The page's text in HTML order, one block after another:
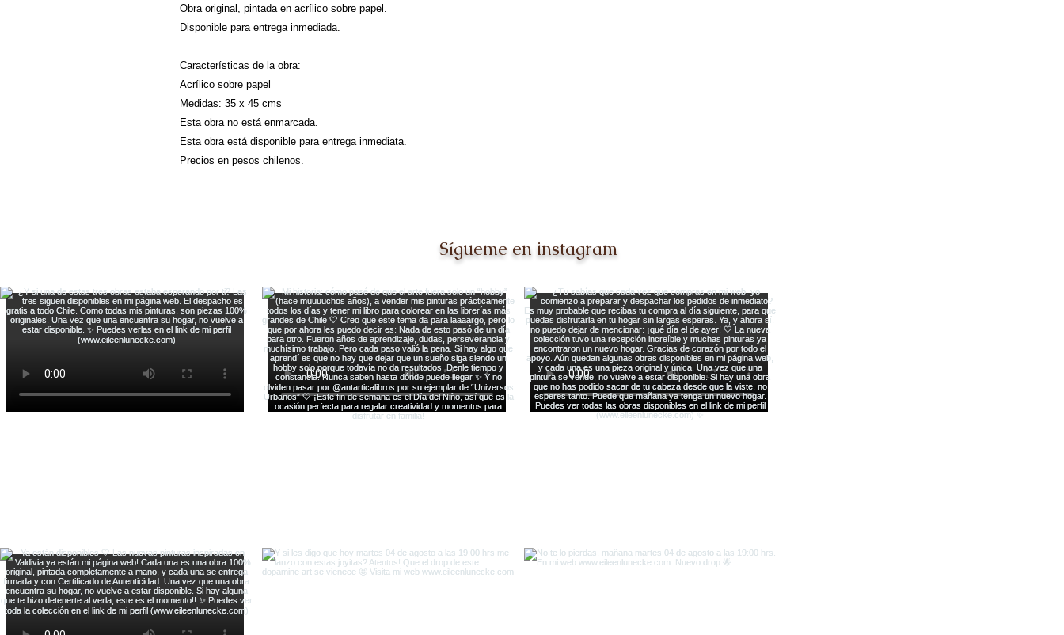
Obra original, pintada en acrílico sobre papel.
Disponible para entrega inmediada.
Características de la obra:
Acrílico sobre papel
Medidas: 35 x 45 cms
Esta obra no está enmarcada.
Esta obra está disponible para entrega inmediata.
Precios en pesos chilenos.
Sígueme en instagram